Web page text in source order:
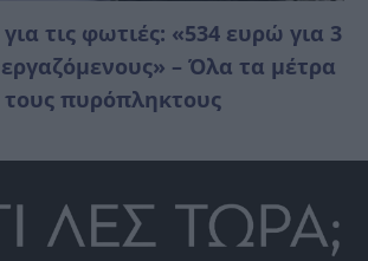
τις φωτιές: «534 ευρώ για 3
– Όλα τα μέτρα
τους πυρόπληκτους